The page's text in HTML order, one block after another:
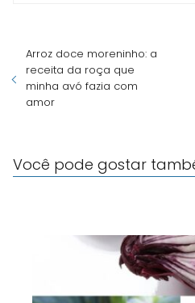
Arroz doce moreninho: a
receita da roça que
minha avó fazia com
amor
Você pode gostar